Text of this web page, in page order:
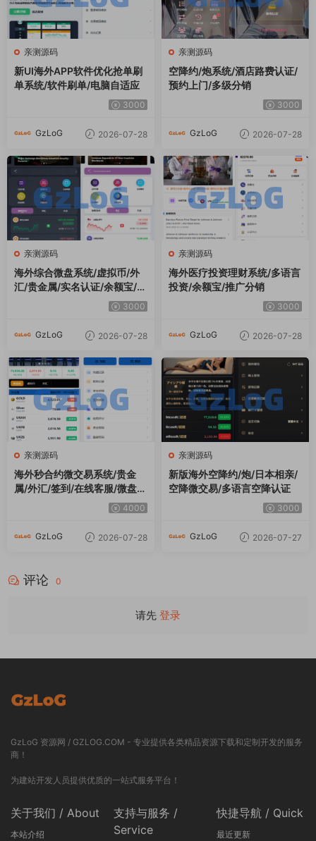
亲测源码
新UI海外APP软件优化抢单刷
单系统/软件刷单/电脑自适应
3000
GzLoG 2026-07-28
亲测源码
空降约/炮系统/酒店路费认证/
预约上门/多级分销
3000
GzLoG 2026-07-28
亲测源码
海外综合微盘系统/虚拟币/外
汇/贵金属/实名认证/余额宝/信
3000
GzLoG 2026-07-28
亲测源码
海外医疗投资理财系统/多语言
投资/余额宝/推广分销
3000
GzLoG 2026-07-28
亲测源码
海外秒合约微交易系统/贵金
属/外汇/签到/在线客服/微盘系
4000
GzLoG 2026-07-28
亲测源码
新版海外空降约/炮/日本相亲/
空降微交易/多语言空降认证
3000
GzLoG 2026-07-27
评论 0
请先 登录
GzLoG 资源网 / GZLOG.COM - 专业提供各类精品资源下载和定制开发的服务
商！
为建站开发人员提供优质的一站式服务平台！
关于我们 / About
本站介绍
支持与服务 /
Service
快捷导航 / Quick
最近更新